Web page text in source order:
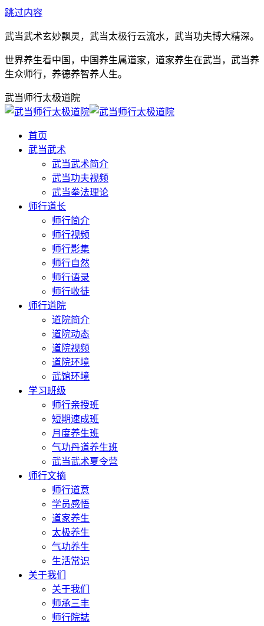
跳过内容
武当武术玄妙飘灵，武当太极行云流水，武当功夫博大精深。
世界养生看中国，中国养生属道家，道家养生在武当，武当养
生众师行，养德养智养人生。
武当师行太极道院
首页
武当武术
武当武术简介
武当功夫视频
武当拳法理论
师行道长
师行简介
师行视频
师行影集
师行自然
师行语录
师行收徒
师行道院
道院简介
道院动态
道院视频
道院环境
武馆环境
学习班级
师行亲授班
短期速成班
月度养生班
气功丹道养生班
武当武术夏令营
师行文摘
师行道意
学员感悟
道家养生
太极养生
气功养生
生活常识
关于我们
关于我们
师承三丰
师行院誌